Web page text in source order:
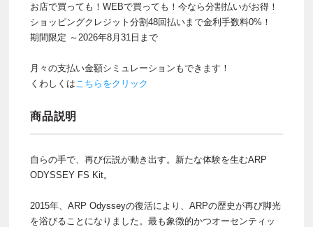
お店で買っても！WEBで買っても！今なら分割払いがお得！
ショッピングクレジット分割48回払いまで金利手数料0%！
期間限定 ～2026年8月31日まで
月々の支払い金額シミュレーションもできます！
くわしくは こちらをクリック
商品説明
自らの手で、再び伝説が動き出す。新たな体験を生むARP
ODYSSEY FS Kit。
2015年、ARP Odysseyの復活により、ARPの歴史が再び脚光
を浴びることになりました。最も象徴的かつオーセンティッ